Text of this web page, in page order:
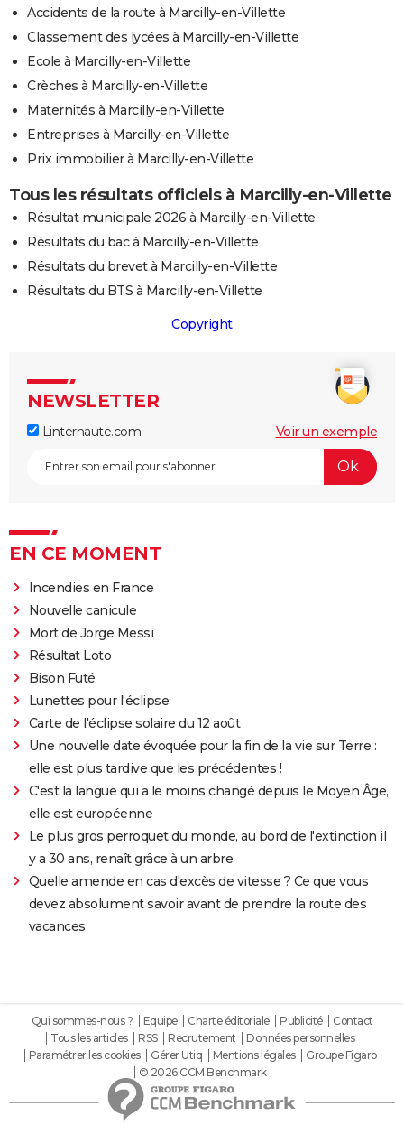
Accidents de la route à Marcilly-en-Villette
Classement des lycées à Marcilly-en-Villette
Ecole à Marcilly-en-Villette
Crèches à Marcilly-en-Villette
Maternités à Marcilly-en-Villette
Entreprises à Marcilly-en-Villette
Prix immobilier à Marcilly-en-Villette
Tous les résultats officiels à Marcilly-en-Villette
Résultat municipale 2026 à Marcilly-en-Villette
Résultats du bac à Marcilly-en-Villette
Résultats du brevet à Marcilly-en-Villette
Résultats du BTS à Marcilly-en-Villette
Copyright
NEWSLETTER
Linternaute.com Voir un exemple
EN CE MOMENT
Incendies en France
Nouvelle canicule
Mort de Jorge Messi
Résultat Loto
Bison Futé
Lunettes pour l'éclipse
Carte de l'éclipse solaire du 12 août
Une nouvelle date évoquée pour la fin de la vie sur Terre :
elle est plus tardive que les précédentes !
C'est la langue qui a le moins changé depuis le Moyen Âge,
elle est européenne
Le plus gros perroquet du monde, au bord de l'extinction il
y a 30 ans, renaît grâce à un arbre
Quelle amende en cas d'excès de vitesse ? Ce que vous
devez absolument savoir avant de prendre la route des
vacances
Qui sommes-nous ? Equipe Charte éditoriale Publicité
Contact
Tous les articles
RSS Recrutement
Données personnelles
Paramétrer les cookies
Gérer Utiq Mentions légales
Groupe Figaro
© 2026 CCM Benchmark